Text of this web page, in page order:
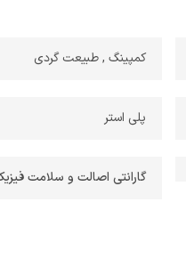
کمپینگ , طبیعت گردی
پلی استر
گارانتی اصالت و سلامت فیزیکی کالا + 7 روز